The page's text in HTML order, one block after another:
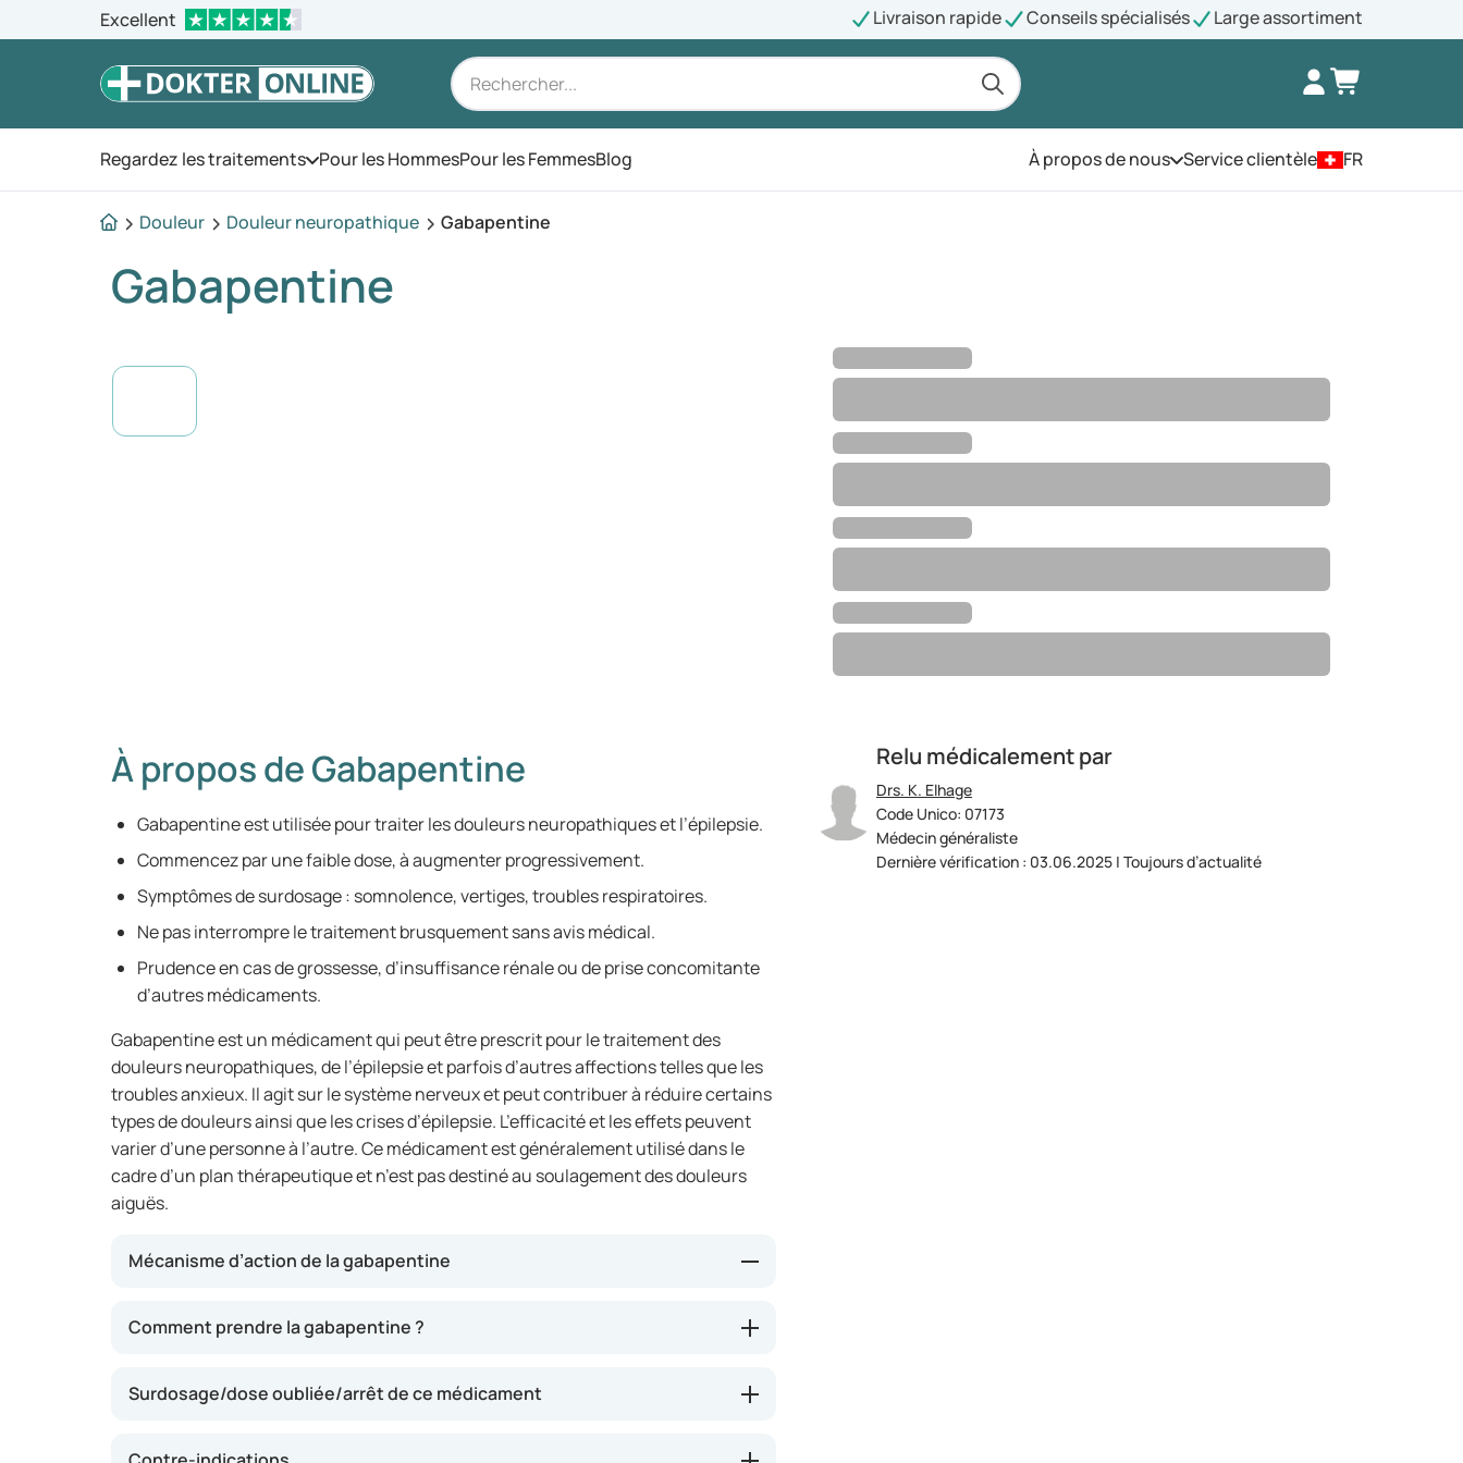
Excellent Livraison rapide Conseils spécialisés Large assortiment
Regardez les traitementsOuvrez le menu
Pour les HommesPour les FemmesBlog À propos de nousOuvrez le menu
Service clientèle FR
Douleur Douleur neuropathique Gabapentine
Gabapentine
Relu médicalement par
Drs. K. Elhage
Code Unico: 07173
Médecin généraliste
Dernière vérification : 03.06.2025 | Toujours d’actualité
À propos de Gabapentine
Gabapentine est utilisée pour traiter les douleurs neuropathiques et l’épilepsie.
Commencez par une faible dose, à augmenter progressivement.
Symptômes de surdosage : somnolence, vertiges, troubles respiratoires.
Ne pas interrompre le traitement brusquement sans avis médical.
Prudence en cas de grossesse, d’insuffisance rénale ou de prise concomitante
d’autres médicaments.
Gabapentine est un médicament qui peut être prescrit pour le traitement des
douleurs neuropathiques, de l’épilepsie et parfois d’autres affections telles que les
troubles anxieux. Il agit sur le système nerveux et peut contribuer à réduire certains
types de douleurs ainsi que les crises d’épilepsie. L’efficacité et les effets peuvent
varier d’une personne à l’autre. Ce médicament est généralement utilisé dans le
cadre d’un plan thérapeutique et n’est pas destiné au soulagement des douleurs
aiguës.
Mécanisme d’action de la gabapentine
Gabapentine influence la transmission des signaux nerveux dans le cerveau et
la moelle épinière. Cela peut atténuer l’intensité des douleurs neuropathiques
apaisant dans certaines situations. Il peut s’écouler quelques jours à quelques
Comment prendre la gabapentine ?
Surdosage/dose oubliée/arrêt de ce médicament